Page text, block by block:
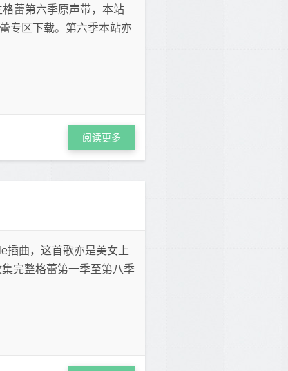
蕾第六季原声带，本站
专区下载。第六季本站亦
阅读更多
插曲，这首歌亦是美女上
完整格蕾第一季至第八季